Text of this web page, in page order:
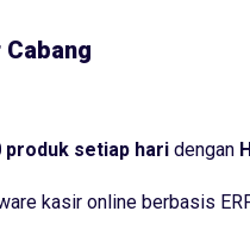
produk setiap hari dengan
kasir online berbasis